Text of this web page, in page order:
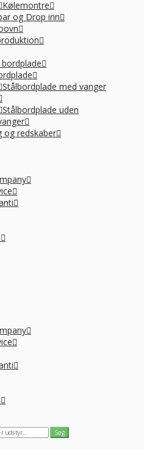
Kølemontre
og Drop inn
Stålbordplade med vanger
Stålbordplade uden
og redskaber